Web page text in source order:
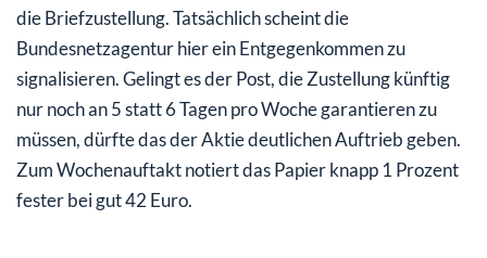
die Briefzustellung. Tatsächlich scheint die
Bundesnetzagentur hier ein Entgegenkommen zu
signalisieren. Gelingt es der Post, die Zustellung künftig
nur noch an 5 statt 6 Tagen pro Woche garantieren zu
müssen, dürfte das der Aktie deutlichen Auftrieb geben.
Zum Wochenauftakt notiert das Papier knapp 1 Prozent
fester bei gut 42 Euro.